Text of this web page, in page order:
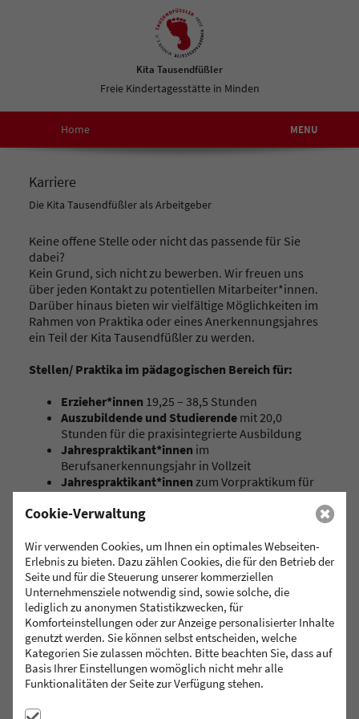
Kita Tausendfüßler
Freie Kindertagesstätte in Minden
Home MENU
Konzept
Verein
Anmeldung
Jahresplanung
Karriere
Die Kita Tausendfüßler als Arbeitgeber
Keine offene Stelle oder nicht das passende für Sie
dabei?
Kein Grund, sich nicht zu bewerben. Wir freuen uns
über jeden Kontakt zu potentiellen Mitarbeiter*innen.
Darüber hinaus bieten wir vielfältige Möglichkeiten im
Rahmen von Praktika oder eines Anerkennungsjahres
ein Teil der Kita Tausendfüßler zu werden.
Stellen/ Praktika im pädagogischen Bereich für:
Erzieher*innen 19,25 – 38,5 Stunden
Auszubildende und Studierendemit 20,0
Stunden für die praxisintegrierte Ausbildung
Jahrespraktikant*innen im
Berufsanerkennungsjahr in Vollzeit
Jahrespraktikant*innen zum Vorpraktikum für
die Erzieherinnenausbildung
Diese Stellen werden nach Tarif - TVöD bezahlt.
Praktikant*innen sind auch für kürzere Zeiträume,
bspw. im Rahmen der Erzieher*innenausbildung oder
Studiengängen wie „Pädagogik der frühen Kindheit“,
bei uns herzlich willkommen.
Kontaktieren Sie uns für ein persönliches Gespräch!
Stellen und Praktika im hauswirtschaftlichen Bereich:
Cookie-Verwaltung
Wir verwenden Cookies, um Ihnen ein optimales Webseiten-
Erlebnis zu bieten. Dazu zählen Cookies, die für den Betrieb der
Seite und für die Steuerung unserer kommerziellen
Unternehmensziele notwendig sind, sowie solche, die
lediglich zu anonymen Statistikzwecken, für
Komforteinstellungen oder zur Anzeige personalisierter Inhalte
genutzt werden. Sie können selbst entscheiden, welche
Kategorien Sie zulassen möchten. Bitte beachten Sie, dass auf
Basis Ihrer Einstellungen womöglich nicht mehr alle
Funktionalitäten der Seite zur Verfügung stehen.